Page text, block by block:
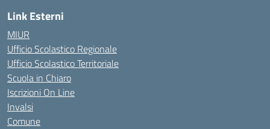
Link Esterni
MIUR
Ufficio Scolastico Regionale
Ufficio Scolastico Territoriale
Scuola in Chiaro
Iscrizioni On Line
Invalsi
Comune